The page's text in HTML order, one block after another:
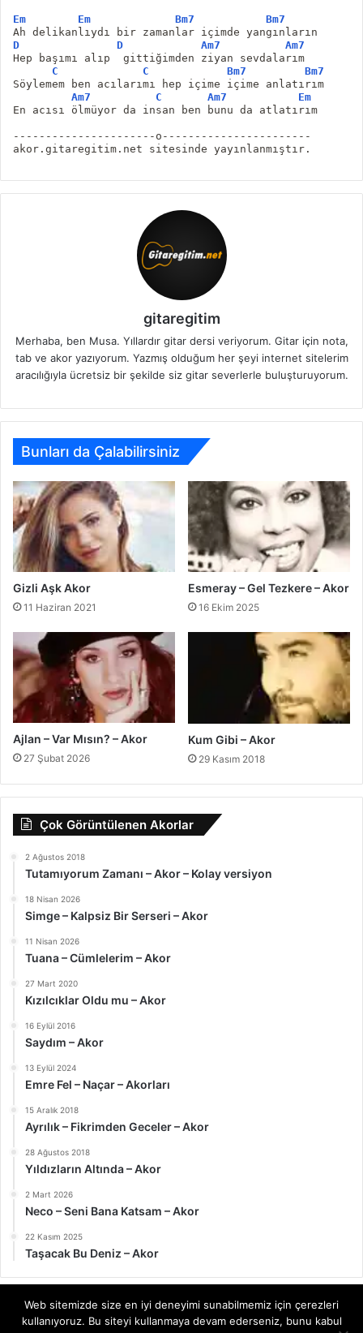
Em Em Bm7
Bm7
Ah delikanlıydı bir zamanlar içimde yangınların
D
D Am7
Am7
Hep başımı alıp  gittiğimden ziyan sevdalarım
C
C Bm7
Bm7
Söylemem ben acılarımı hep içime içime anlatırım
Am7
C Am7
Em
En acısı ölmüyor da insan ben bunu da atlatırım
----------------------o-----------------------
akor.gitaregitim.net sitesinde yayınlanmıştır.
gitaregitim
Merhaba, ben Musa. Yıllardır gitar dersi veriyorum. Gitar için nota,
tab ve akor yazıyorum. Yazmış olduğum her şeyi internet sitelerim
aracılığıyla ücretsiz bir şekilde siz gitar severlerle buluşturuyorum.
Bunları da Çalabilirsiniz
Gizli Aşk Akor
11 Haziran 2021
Esmeray – Gel Tezkere – Akor
16 Ekim 2025
Ajlan – Var Mısın? – Akor
27 Şubat 2026
Kum Gibi – Akor
29 Kasım 2018
Çok Görüntülenen Akorlar
2 Ağustos 2018
Tutamıyorum Zamanı – Akor – Kolay versiyon
18 Nisan 2026
Simge – Kalpsiz Bir Serseri – Akor
11 Nisan 2026
Tuana – Cümlelerim – Akor
27 Mart 2020
Kızılcıklar Oldu mu – Akor
16 Eylül 2016
Saydım – Akor
13 Eylül 2024
Emre Fel – Naçar – Akorları
15 Aralık 2018
Ayrılık – Fikrimden Geceler – Akor
28 Ağustos 2018
Yıldızların Altında – Akor
2 Mart 2026
Neco – Seni Bana Katsam – Akor
22 Kasım 2025
Taşacak Bu Deniz – Akor
Web sitemizde size en iyi deneyimi sunabilmemiz için çerezleri
kullanıyoruz. Bu siteyi kullanmaya devam ederseniz, bunu kabul